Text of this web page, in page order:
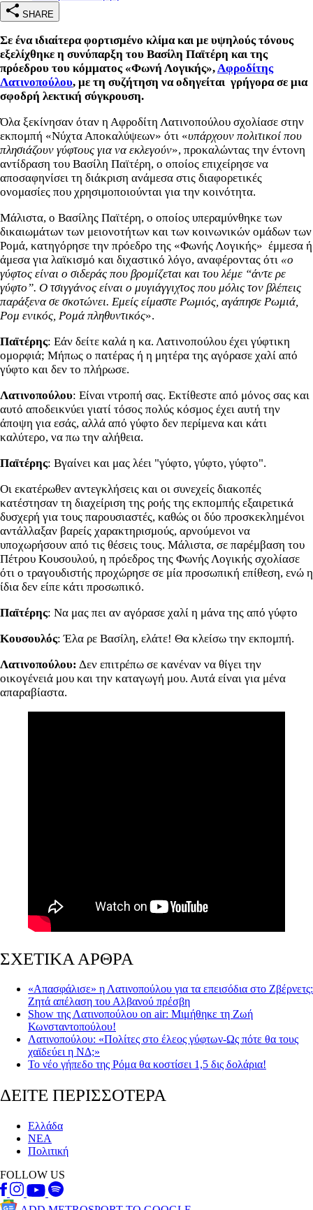
SHARE
Σε ένα ιδιαίτερα φορτισμένο κλίμα και με υψηλούς τόνους
εξελίχθηκε η συνύπαρξη του Βασίλη Παϊτέρη και της
πρόεδρου του κόμματος «Φωνή Λογικής»,Αφροδίτης
Λατινοπούλου, με τη συζήτηση να οδηγείται γρήγορα σε μια
σφοδρή λεκτική σύγκρουση.
Όλα ξεκίνησαν όταν η Αφροδίτη Λατινοπούλου σχολίασε στην
εκπομπή «Νύχτα Αποκαλύψεων» ότι «υπάρχουν πολιτικοί που
πλησιάζουν γύφτους για να εκλεγούν», προκαλώντας την έντονη
αντίδραση του Βασίλη Παϊτέρη, ο οποίος επιχείρησε να
αποσαφηνίσει τη διάκριση ανάμεσα στις διαφορετικές
ονομασίες που χρησιμοποιούνται για την κοινότητα.
Μάλιστα, ο Βασίλης Παϊτέρη, ο οποίος υπεραμύνθηκε των
δικαιωμάτων των μειονοτήτων και των κοινωνικών ομάδων των
Ρομά, κατηγόρησε την πρόεδρο της «Φωνής Λογικής» έμμεσα ή
άμεσα για λαϊκισμό και διχαστικό λόγο, αναφέροντας ότι «ο
γύφτος είναι ο σιδεράς που βρομίζεται και του λέμε “άντε ρε
γύφτο”. Ο τσιγγάνος είναι ο μυγιάγγιχτος που μόλις τον βλέπεις
παράξενα σε σκοτώνει. Εμείς είμαστε Ρωμιός, αγάπησε Ρωμιά,
Ρομ ενικός, Ρομά πληθυντικός».
Παϊτέρης: Εάν δείτε καλά η κα. Λατινοπούλου έχει γύφτικη
ομορφιά; Μήπως ο πατέρας ή η μητέρα της αγόρασε χαλί από
γύφτο και δεν το πλήρωσε.
Λατινοπούλου: Είναι ντροπή σας. Εκτίθεστε από μόνος σας και
αυτό αποδεικνύει γιατί τόσος πολύς κόσμος έχει αυτή την
άποψη για εσάς, αλλά από γύφτο δεν περίμενα και κάτι
καλύτερο, να πω την αλήθεια.
Παϊτέρης: Βγαίνει και μας λέει "γύφτο, γύφτο, γύφτο".
Οι εκατέρωθεν αντεγκλήσεις και οι συνεχείς διακοπές
κατέστησαν τη διαχείριση της ροής της εκπομπής εξαιρετικά
δυσχερή για τους παρουσιαστές, καθώς οι δύο προσκεκλημένοι
αντάλλαξαν βαρείς χαρακτηρισμούς, αρνούμενοι να
υποχωρήσουν από τις θέσεις τους. Μάλιστα, σε παρέμβαση του
Πέτρου Κουσουλού, η πρόεδρος της Φωνής Λογικής σχολίασε
ότι ο τραγουδιστής προχώρησε σε μία προσωπική επίθεση, ενώ η
ίδια δεν είπε κάτι προσωπικό.
Παϊτέρης: Να μας πει αν αγόρασε χαλί η μάνα της από γύφτο
Κουσουλός: Έλα ρε Βασίλη, ελάτε! Θα κλείσω την εκπομπή.
Λατινοπούλου: Δεν επιτρέπω σε κανέναν να θίγει την
οικογένειά μου και την καταγωγή μου. Αυτά είναι για μένα
απαραβίαστα.
ΣΧΕΤΙΚΑ ΑΡΘΡΑ
«Απασφάλισε» η Λατινοπούλου για τα επεισόδια στο Ζβέρνετς:
Ζητά απέλαση του Αλβανού πρέσβη
Show της Λατινοπούλου on air: Μιμήθηκε τη Ζωή
Κωνσταντοπούλου!
Λατινοπούλου: «Πολίτες στο έλεος γύφτων-Ως πότε θα τους
χαϊδεύει η ΝΔ;»
Το νέο γήπεδο της Ρόμα θα κοστίσει 1,5 δις δολάρια!
ΔΕΙΤΕ ΠΕΡΙΣΣΟΤΕΡΑ
Ελλάδα
ΝΕΑ
Πολιτική
FOLLOW US